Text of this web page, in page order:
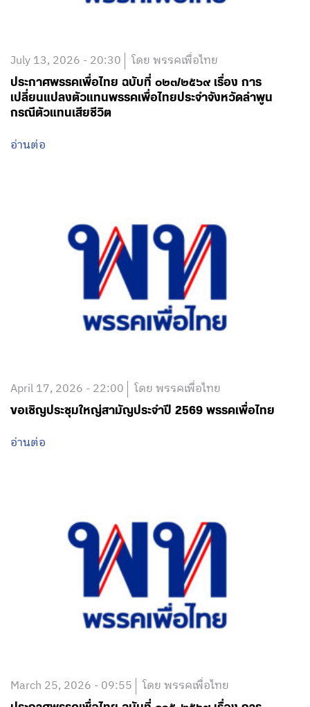
July 13, 2026 - 20:30 โดย พรรคเพื่อไทย
ประกาศพรรคเพื่อไทย ฉบับที่ ๐๒๓/๒๕๖๙ เรื่อง การ
เปลี่ยนแปลงตัวแทนพรรคเพื่อไทยประจำจังหวัดลำพูน
กรณีตัวแทนเสียชีวิต
อ่านต่อ
April 17, 2026 - 22:00 โดย พรรคเพื่อไทย
ขอเชิญประชุมใหญ่สามัญประจำปี 2569 พรรคเพื่อไทย
อ่านต่อ
March 25, 2026 - 09:55 โดย พรรคเพื่อไทย